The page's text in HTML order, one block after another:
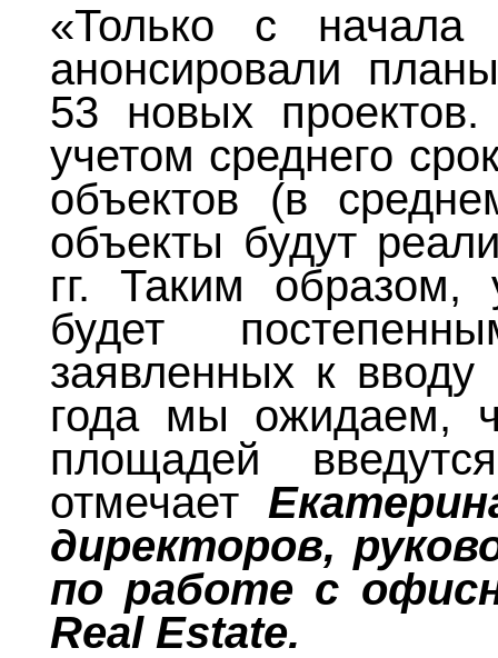
«Только с начала
анонсировали
53 новых
учетом среднего
объектов (в
объекты будут
гг. Таким образом,
будет
заявленных к
года мы ожидаем,
площадей
отмечает
директоров,
по работе с
Real Estate.